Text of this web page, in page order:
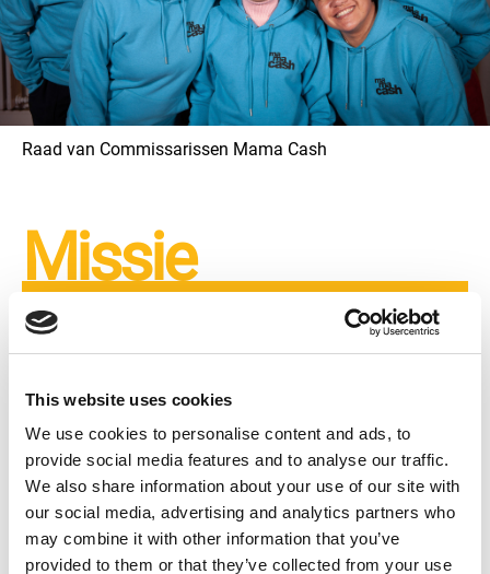
This website uses cookies
We use cookies to personalise content and ads, to
provide social media features and to analyse our traffic.
We also share information about your use of our site with
our social media, advertising and analytics partners who
may combine it with other information that you’ve
provided to them or that they’ve collected from your use
Raad van Commissarissen Mama Cash
Missie
We zijn op een missie
Moedige vrouwen-, meiden-, trans- en
intersekse-mensenrechtenorganisaties over
de hele wereld hebben financiering en
ondersteunende netwerken nodig om te
kunnen groeien en hun gemeenschappen te